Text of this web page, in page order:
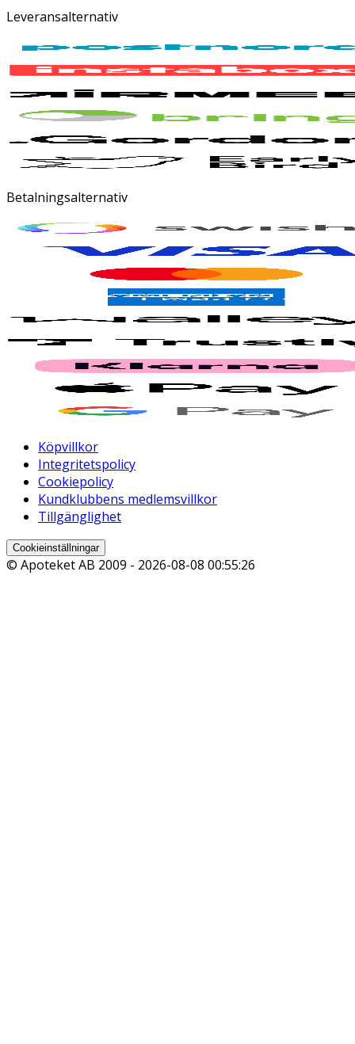
Leveransalternativ
Betalningsalternativ
Köpvillkor
Integritetspolicy
Cookiepolicy
Kundklubbens medlemsvillkor
Tillgänglighet
Cookieinställningar
© Apoteket AB 2009 - 2026-08-08 00:55:26